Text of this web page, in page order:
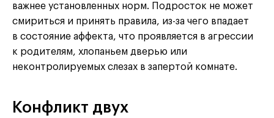
важнее установленных норм. Подросток не может
смириться и принять правила, из-за чего впадает
в состояние аффекта, что проявляется в агрессии
к родителям, хлопаньем дверью или
неконтролируемых слезах в запертой комнате.
Конфликт двух